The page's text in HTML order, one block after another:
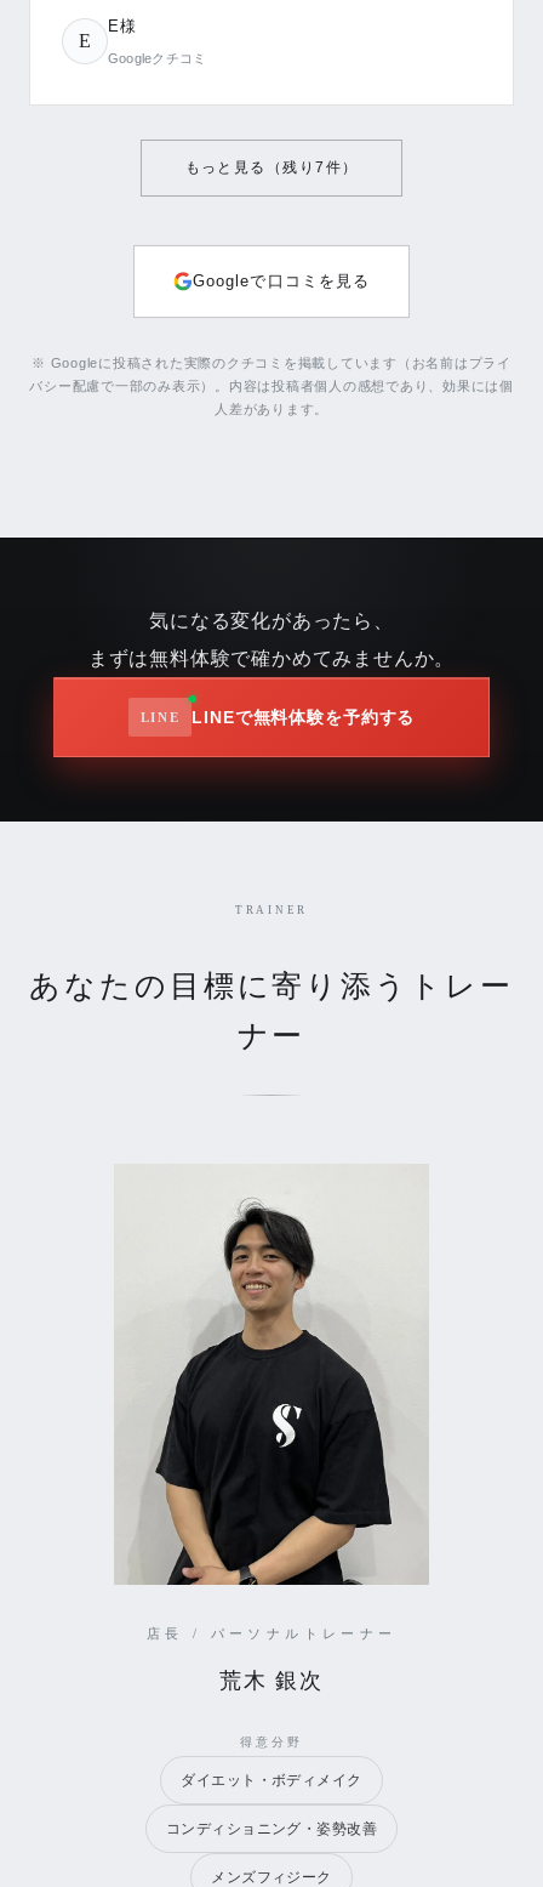
E
E様
Googleクチコミ
もっと見る（残り7 件）
Googleで口コミを見る
※ Googleに投稿された実際のクチコミを掲載しています（お名前はプライ
バシー配慮で一部のみ表示）。内容は投稿者個人の感想であり、効果には個
人差があります。
気になる変化があったら、
まずは無料体験で確かめてみませんか。
LINEで無料体験を予約する
TRAINER
あなたの目標に寄り添うトレー
ナー
店長 / パーソナルトレーナー
荒木 銀次
得意分野
ダイエット・ボディメイク
コンディショニング・姿勢改善
メンズフィジーク